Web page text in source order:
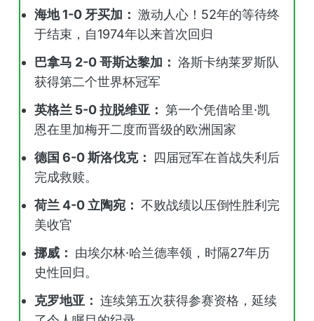
海地 1-0 牙买加： 激动人心！52年的等待终
于结束，自1974年以来首次回归
巴拿马 2-0 哥斯达黎加： 洛斯卡纳莱罗斯队
获得第二个世界杯冠军
英格兰 5-0 拉脱维亚： 第一个凭借哈里·凯
恩在里加梅开二度而晋级的欧洲国家
德国 6-0 斯洛伐克： 四届冠军在首战失利后
完成救赎。
荷兰 4-0 立陶宛： 不败战绩以压倒性胜利完
美收官
挪威： 由埃尔林·哈兰德率领，时隔27年历
史性回归。
克罗地亚： 连续第五次获得参赛资格，延续